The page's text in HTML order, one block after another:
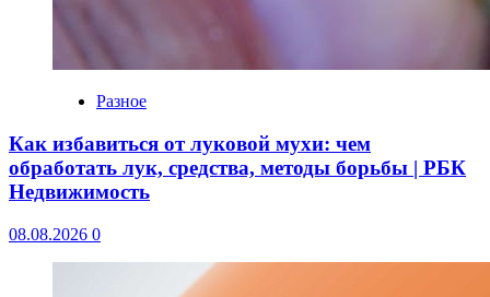
Разное
Как избавиться от луковой мухи: чем
обработать лук, средства, методы борьбы | РБК
Недвижимость
08.08.2026 0